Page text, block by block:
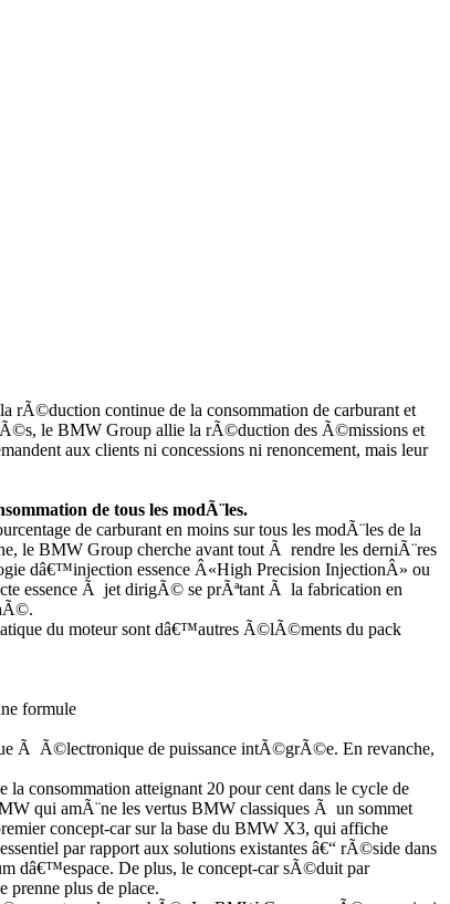
continue de la consommation de carburant et
le BMW Group allie la rÃ©duction des Ã©missions et
aux clients ni concessions ni renoncement, mais leur
de tous les modÃ¨les.
de carburant en moins sur tous les modÃ¨les de la
le BMW Group cherche avant tout Ã rendre les derniÃ¨res
dâ€™injection essence Â«High Precision InjectionÂ» ou
essence Ã jet dirigÃ© se prÃªtant Ã la fabrication en
du moteur sont dâ€™autres Ã©lÃ©ments du pack
formule
Ã Ã©lectronique de puissance intÃ©grÃ©e. En revanche,
consommation atteignant 20 pour cent dans le cycle de
qui amÃ¨ne les vertus BMW classiques Ã un sommet
concept-car sur la base du BMW X3, qui affiche
par rapport aux solutions existantes â€“ rÃ©side dans
dâ€™espace. De plus, le concept-car sÃ©duit par
plus de place.